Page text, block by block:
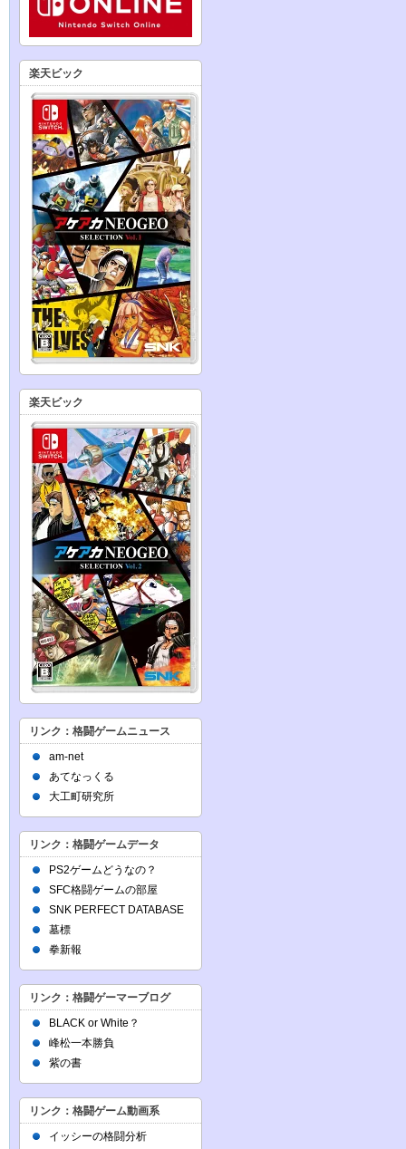
楽天ビック
楽天ビック
リンク：格闘ゲームニュース
am-net
あてなっくる
大工町研究所
リンク：格闘ゲームデータ
PS2ゲームどうなの？
SFC格闘ゲームの部屋
SNK PERFECT DATABASE
墓標
拳新報
リンク：格闘ゲーマーブログ
BLACK or White？
峰松一本勝負
紫の書
リンク：格闘ゲーム動画系
イッシーの格闘分析